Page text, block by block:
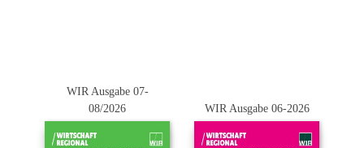
WIR Ausgabe 07-
08/2026
WIR Ausgabe 06-2026